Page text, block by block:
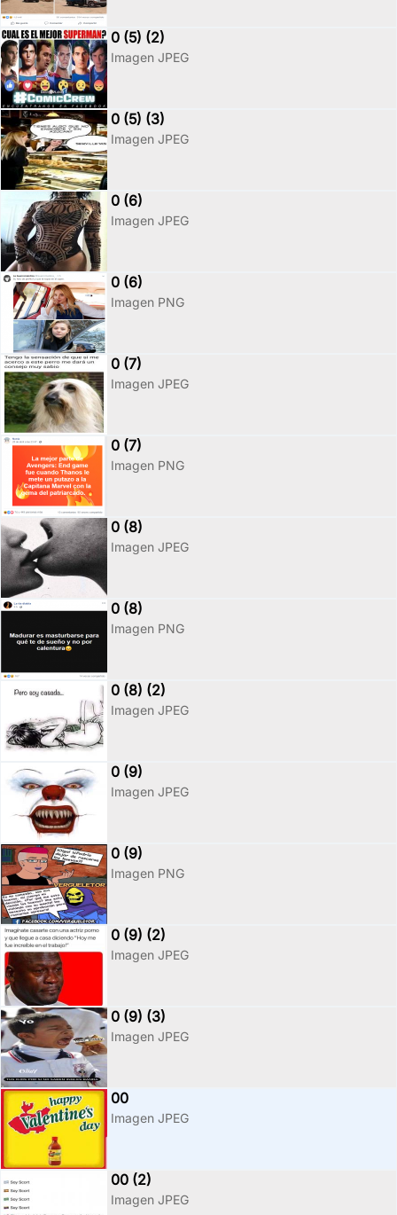
0 (5) (2)
Imagen JPEG
0 (5) (3)
Imagen JPEG
0 (6)
Imagen JPEG
0 (6)
Imagen PNG
0 (7)
Imagen JPEG
0 (7)
Imagen PNG
0 (8)
Imagen JPEG
0 (8)
Imagen PNG
0 (8) (2)
Imagen JPEG
0 (9)
Imagen JPEG
0 (9)
Imagen PNG
0 (9) (2)
Imagen JPEG
0 (9) (3)
Imagen JPEG
00
Imagen JPEG
00 (2)
Imagen JPEG